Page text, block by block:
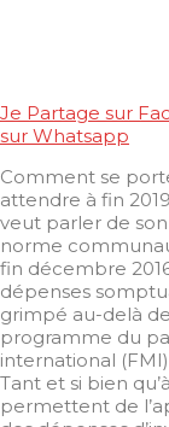
Je Partage sur
sur Whatsapp
Comment se
attendre à fin
veut parler de
norme
fin décembre
dépenses
grimpé au-delà
programme du
international
Tant et si bien
permettent de